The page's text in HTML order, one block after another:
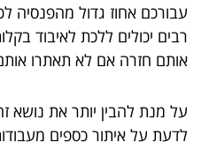
עבורכם אחוז גדול מהפנסיה
רבים יכולים ללכת לאיבוד
אותם חזרה אם לא תאתרו
על מנת להבין יותר את נושא
לדעת על איתור כספים